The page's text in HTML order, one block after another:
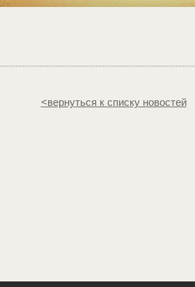
<вернуться к списку новостей